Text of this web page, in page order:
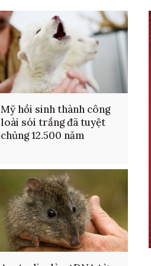
Mỹ hồi sinh thành công
loài sói trắng đã tuyệt
chủng 12.500 năm